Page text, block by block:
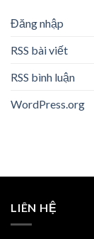
Đăng nhập
RSS bài viết
RSS bình luận
WordPress.org
LIÊN HỆ